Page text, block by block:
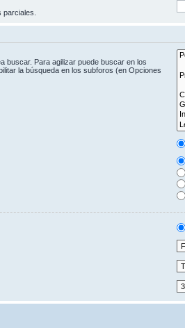
buscar. Para agilizar puede buscar en los
la búsqueda en los subforos (en Opciones